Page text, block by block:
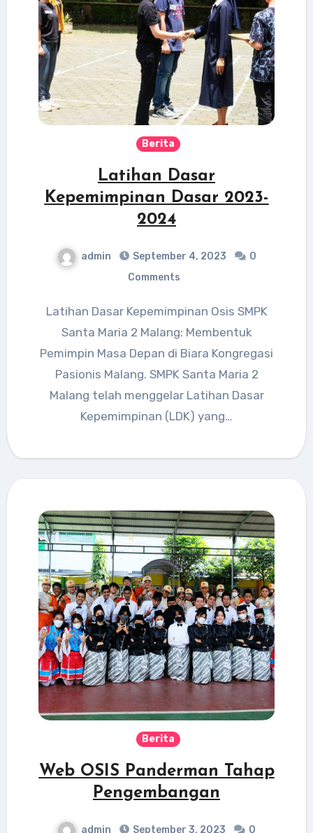
Berita
Latihan Dasar
Kepemimpinan Dasar 2023-
2024
admin September 4, 2023
0
Comments
Latihan Dasar Kepemimpinan Osis SMPK
Santa Maria 2 Malang: Membentuk
Pemimpin Masa Depan di Biara Kongregasi
Pasionis Malang. SMPK Santa Maria 2
Malang telah menggelar Latihan Dasar
Kepemimpinan (LDK) yang…
Berita
Web OSIS Panderman Tahap
Pengembangan
admin September 3, 2023 0